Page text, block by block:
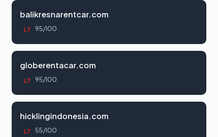
balikresnarentcar.com
LT 95/100
globerentacar.com
LT 95/100
hicklingindonesia.com
LT 55/100